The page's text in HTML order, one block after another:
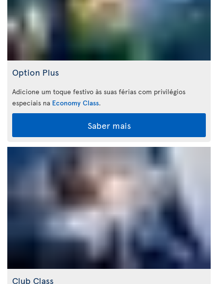
Option Plus
Adicione um toque festivo às suas férias com privilégios
especiais na Economy Class.
Saber mais
Club Class